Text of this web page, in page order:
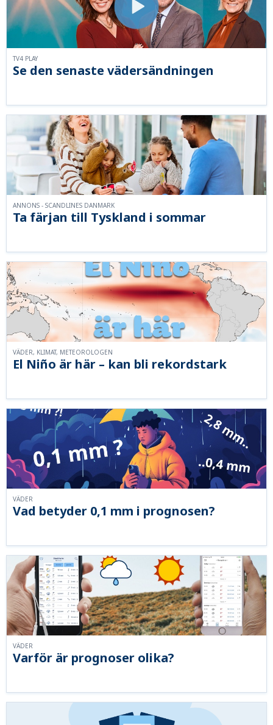
Se den senaste vädersändningen
TV4 PLAY
Ta färjan till Tyskland i sommar
ANNONS - SCANDLINES DANMARK
El Niño är här – kan bli rekordstark
VÄDER, KLIMAT, METEOROLOGEN
Vad betyder 0,1 mm i prognosen?
VÄDER
Varför är prognoser olika?
VÄDER